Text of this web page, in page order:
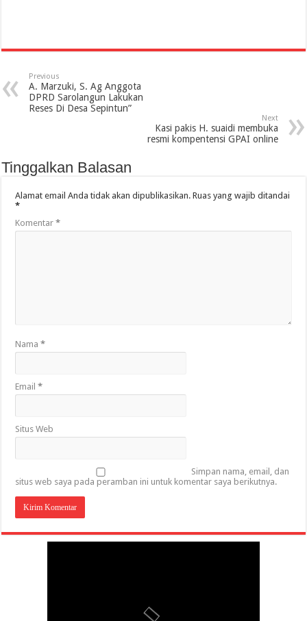
Previous
A. Marzuki, S. Ag Anggota
DPRD Sarolangun Lakukan
Reses Di Desa Sepintun”
Next
Kasi pakis H. suaidi membuka
resmi kompentensi GPAI online
Tinggalkan Balasan
Alamat email Anda tidak akan dipublikasikan. Ruas yang wajib ditandai
*
Komentar*
Nama*
Email*
Situs Web
Simpan nama, email, dan
situs web saya pada peramban ini untuk komentar saya berikutnya.